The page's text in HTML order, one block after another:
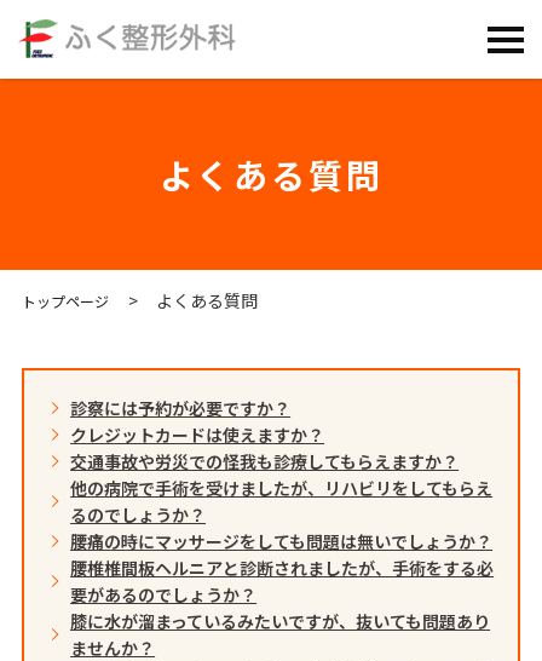
よくある質問
トップページ よくある質問
診察には予約が必要ですか？
クレジットカードは使えますか？
交通事故や労災での怪我も診療してもらえますか？
他の病院で手術を受けましたが、リハビリをしてもらえ
るのでしょうか？
腰痛の時にマッサージをしても問題は無いでしょうか？
腰椎椎間板ヘルニアと診断されましたが、手術をする必
要があるのでしょうか？
膝に水が溜まっているみたいですが、抜いても問題あり
ませんか？